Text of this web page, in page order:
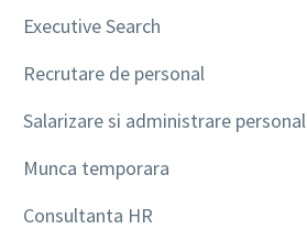
Executive Search
Recrutare de personal
Salarizare si administrare personal
Munca temporara
Consultanta HR